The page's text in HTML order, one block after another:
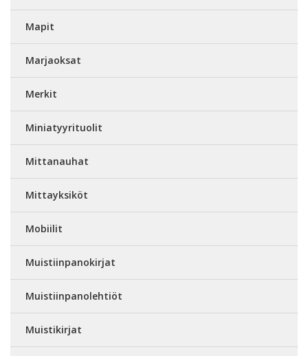
Mapit
Marjaoksat
Merkit
Miniatyyrituolit
Mittanauhat
Mittayksiköt
Mobiilit
Muistiinpanokirjat
Muistiinpanolehtiöt
Muistikirjat